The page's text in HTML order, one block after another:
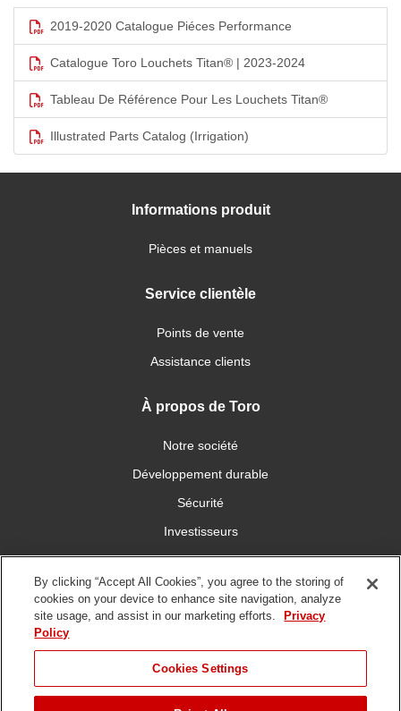
2019-2020 Catalogue Piéces Performance
Catalogue Toro Louchets Titan® | 2023-2024
Tableau De Référence Pour Les Louchets Titan®
Illustrated Parts Catalog (Irrigation)
Informations produit
Pièces et manuels
Service clientèle
Points de vente
Assistance clients
À propos de Toro
Notre société
Développement durable
Sécurité
Investisseurs
Carrières
Connectez-vous avec nous
By clicking “Accept All Cookies”, you agree to the storing of
cookies on your device to enhance site navigation, analyze
site usage, and assist in our marketing efforts.
Privacy
Policy
Cookies Settings